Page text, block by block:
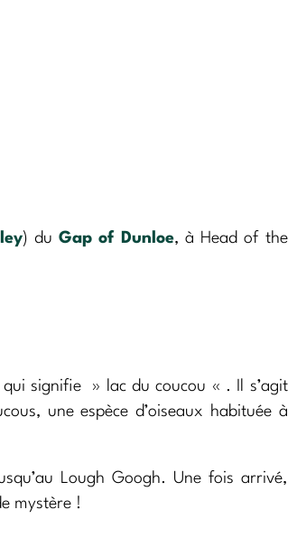
) duGap of Dunloe, à Head of the
signifie » lac du coucou « . Il s’agit
une espèce d’oiseaux habituée à
Lough Googh. Une fois arrivé,
mystère !